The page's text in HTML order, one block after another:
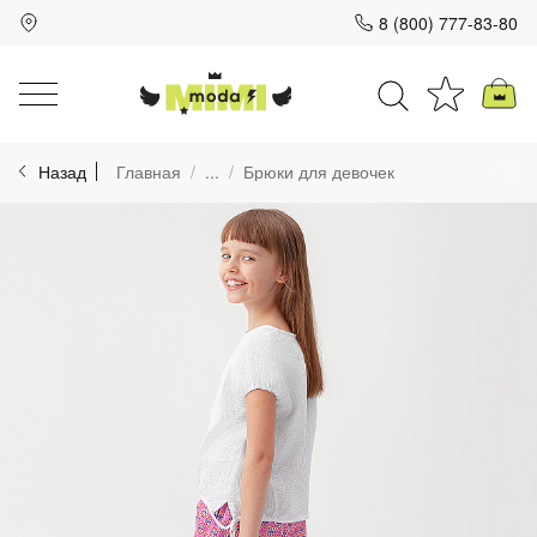
8 (800) 777-83-80
Назад Главная ... Брюки для девочек
Для клиентов всех банков
Разбейте
на части
без переплат